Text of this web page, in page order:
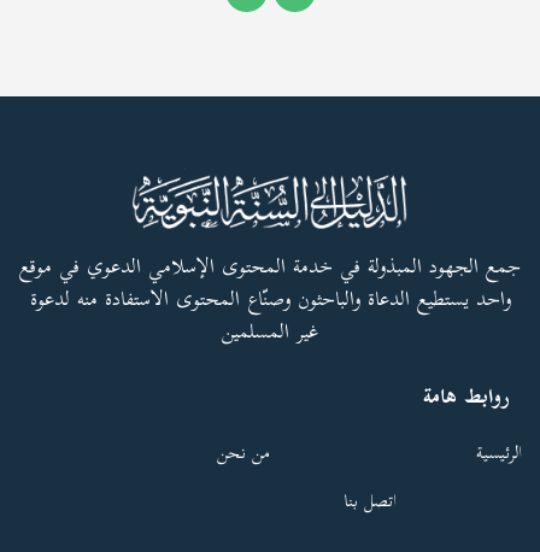
جمع الجهود المبذولة في خدمة المحتوى الإسلامي الدعوي في موقع
واحد يستطيع الدعاة والباحثون وصنّاع المحتوى الاستفادة منه لدعوة
غير المسلمين
روابط هامة
الرئيسية
من نحن
اتصل بنا